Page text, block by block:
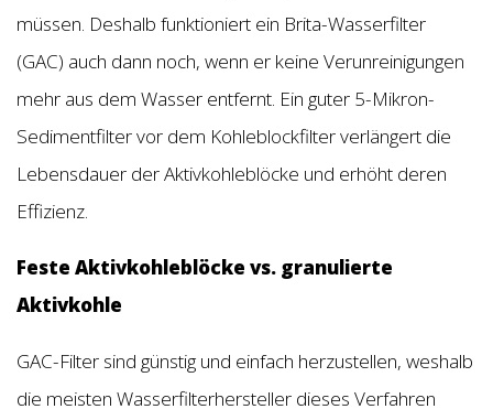
müssen. Deshalb funktioniert ein Brita-Wasserfilter
(GAC) auch dann noch, wenn er keine Verunreinigungen
mehr aus dem Wasser entfernt. Ein guter 5-Mikron-
Sedimentfilter vor dem Kohleblockfilter verlängert die
Lebensdauer der Aktivkohleblöcke und erhöht deren
Effizienz.
Feste Aktivkohleblöcke vs. granulierte
Aktivkohle
GAC-Filter sind günstig und einfach herzustellen, weshalb
die meisten Wasserfilterhersteller dieses Verfahren